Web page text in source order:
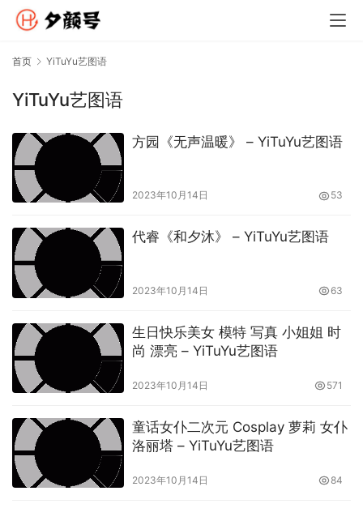
首页 YiTuYu艺图语
YiTuYu艺图语
方园《无声温暖》 – YiTuYu艺图语
2023年10月14日 53
代睿《和夕沐》 – YiTuYu艺图语
2023年10月14日 63
生日快乐美女 模特 写真 小姐姐 时
尚 漂亮 – YiTuYu艺图语
2023年10月14日 571
童话女仆二次元 Cosplay 萝莉 女仆
洛丽塔 – YiTuYu艺图语
2023年10月14日 84